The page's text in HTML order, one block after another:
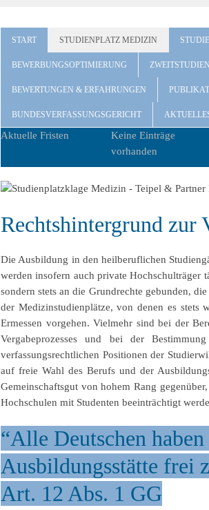
START STUDIENPLATZ MEDIZIN
BEWERBUNGSOPTIMIERUNG
BEWERTUNGEN & ERFAHRUNGEN
BUNDESVERFASSUNGSGERICHT
Aktuelle Fristen
Keine Einträge
vorhanden
Rechtshintergrund zur
Die Ausbildung in den heilberuflichen
werden insofern auch private Hochschulträger
sondern stets an die Grundrechte gebunden,
der Medizinstudienplätze, von denen es stets
Ermessen vorgehen. Vielmehr sind bei der
Vergabeprozesses und bei der
verfassungsrechtlichen Positionen der
auf freie Wahl des Berufs und der
Gemeinschaftsgut von hohem Rang
Hochschulen mit Studenten beeinträchtigt
“Alle Deutschen
Ausbildungsstätte frei
Art. 12 Abs. 1 GG